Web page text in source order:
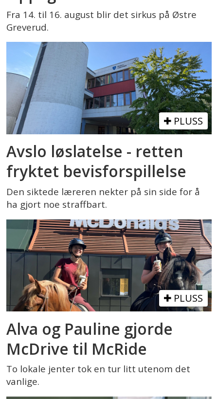
Fra 14. til 16. august blir det sirkus på Østre
Greverud.
PLUSS
Avslo løslatelse - retten
fryktet bevisforspillelse
Den siktede læreren nekter på sin side for å
ha gjort noe straffbart.
PLUSS
Alva og Pauline gjorde
McDrive til McRide
To lokale jenter tok en tur litt utenom det
vanlige.